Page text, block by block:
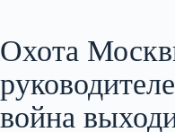
Охота
война